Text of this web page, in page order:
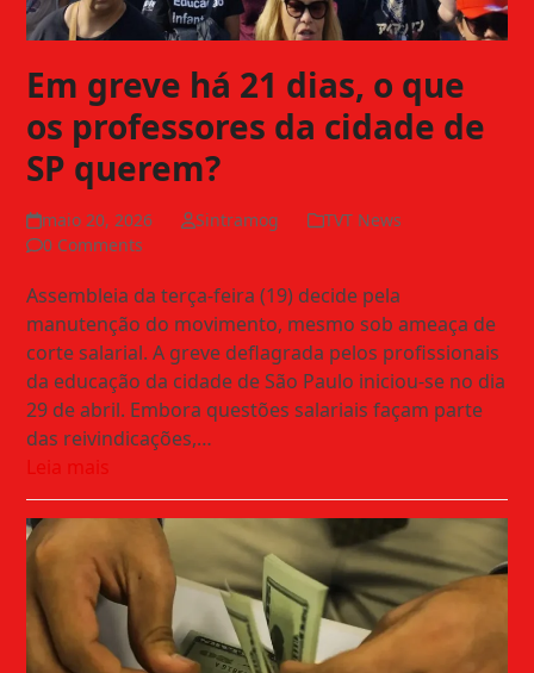
Em greve há 21 dias, o que
os professores da cidade de
SP querem?
maio 20, 2026 Sintramog
TVT News
0 Comments
Assembleia da terça-feira (19) decide pela
manutenção do movimento, mesmo sob ameaça de
corte salarial. A greve deflagrada pelos profissionais
da educação da cidade de São Paulo iniciou-se no dia
29 de abril. Embora questões salariais façam parte
das reivindicações,…
Leia mais